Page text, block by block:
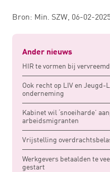
Bron: Min. SZW, 06-02-
Ander nieuws
HIR te vormen bij
Ook recht op LIV en Jeugd-
onderneming
Kabinet wil ‘snoeiharde’
arbeidsmigranten
Vrijstelling
Werkgevers betaalden te
gestart